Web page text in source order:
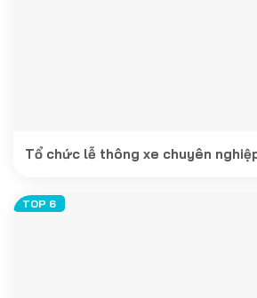
Tổ chức lễ thông xe chuyên